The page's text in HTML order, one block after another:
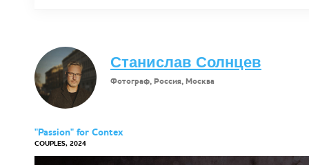
Станислав Солнцев
Фотограф, Россия, Москва
"Passion" for Contex
COUPLES, 2024